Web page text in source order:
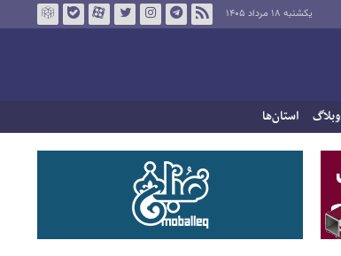
یکشنبه ۱۸ مرداد ۱۴۰۵
وبلاگ استان‌ها